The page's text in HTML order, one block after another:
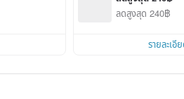
ลดสูงสุด 240฿
รายละเอี